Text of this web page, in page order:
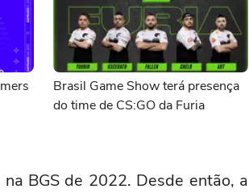
Brasil Game Show terá presença
do time de CS:GO da Furia
BGS de 2022. Desde então, a